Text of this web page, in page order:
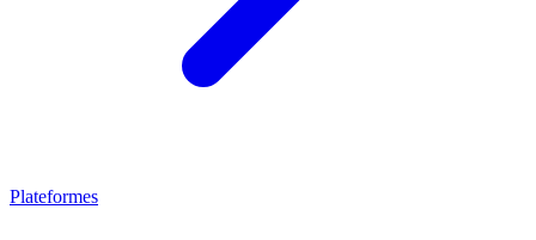
Plateformes